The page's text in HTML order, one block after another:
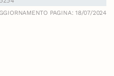
PAGINA: 18/07/2024